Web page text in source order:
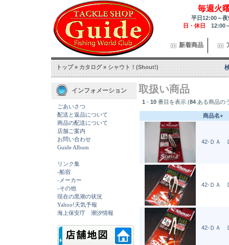
毎週火
平日12:00～
日・休日 12:00
新着商品
トップ»カタログ»シャウト！(Shout!)
インフォメーション
ごあいさつ
配送と返品について
商品の配送について
店舗ご案内
お問い合わせ
Guide Album
リンク集
-船宿
-メーカー
-その他
現在の黒潮の状況
Yahoo!天気予報
海上保安庁 潮汐情報
取扱い商品
1 - 10 番目を表示 (84 ある商品の
商品名+
42-ＤＡ
42-ＤＡ
42-ＤＡ